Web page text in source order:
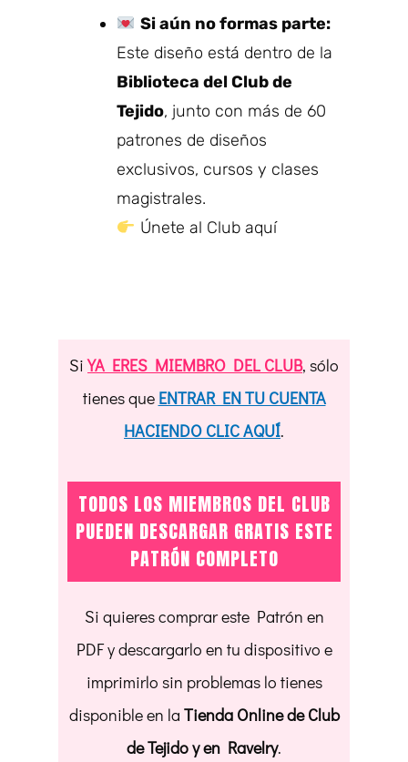
Si aún no formas parte:
Este diseño está dentro de la
Biblioteca del Club de
Tejido, junto con más de 60
patrones de diseños
exclusivos, cursos y clases
magistrales.
Únete al Club aquí
SiYA ERES MIEMBRO DEL CLUB, sólo
tienes que ENTRAR EN TU CUENTA
HACIENDO CLIC AQUÍ.
TODOS LOS MIEMBROS DEL CLUB
PUEDEN DESCARGAR GRATIS ESTE
PATRÓN COMPLETO
Si quieres comprar este Patrón en
PDF y descargarlo en tu dispositivo e
imprimirlo sin problemas lo tienes
disponible en la Tienda Online de Club
de Tejido y en Ravelry.